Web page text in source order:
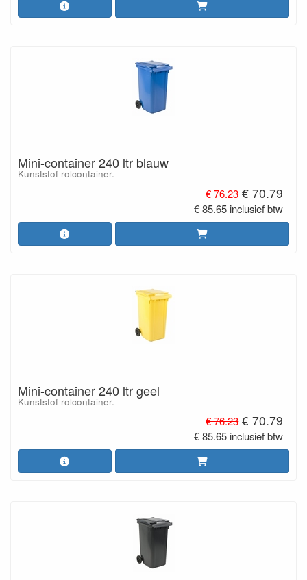
Mini-container 240 ltr blauw
Kunststof rolcontainer.
€ 76.23 € 70.79
€ 85.65 inclusief btw
Mini-container 240 ltr geel
Kunststof rolcontainer.
€ 76.23 € 70.79
€ 85.65 inclusief btw